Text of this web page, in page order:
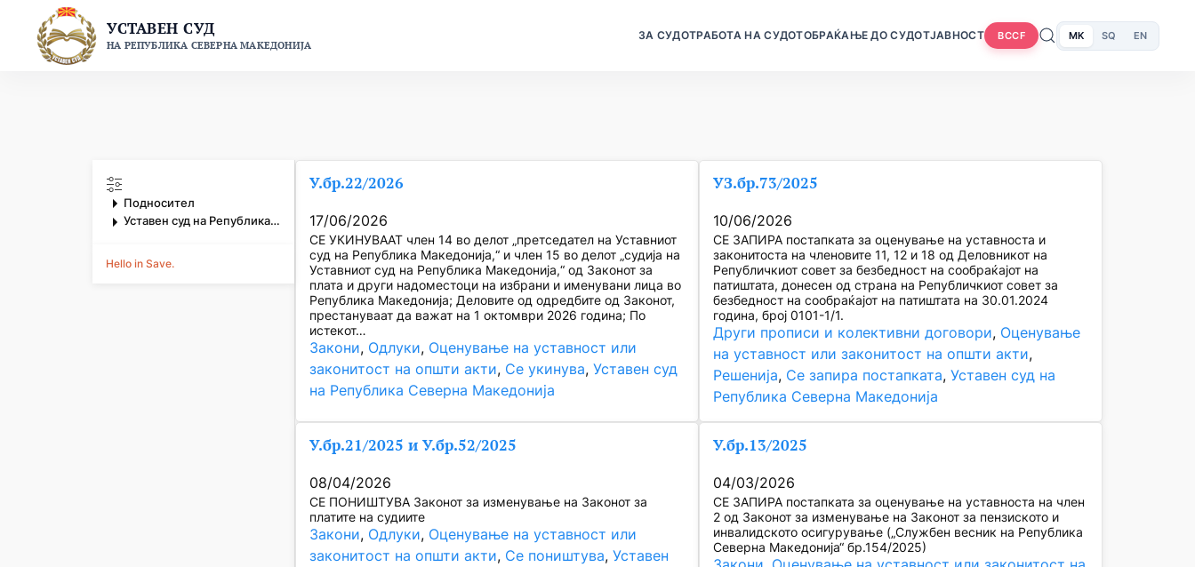
content
УСТАВЕН СУД
НА РЕПУБЛИКА СЕВЕРНА МАКЕДОНИЈА
ЗА СУДОТРАБОТА НА СУДОТОБРАЌАЊЕ ДО СУДОТЈАВНОСТ BCCF MK SQ EN
Подносител
Уставен суд на Република Северна Македонија
Hello in Save.
У.бр.22/2026
17/06/2026
СЕ УКИНУВААТ член 14 во делот „претседател на Уставниот
суд на Република Македонија,“ и член 15 во делот „судија на
Уставниот суд на Република Македонија,“ од Законот за
плата и други надоместоци на избрани и именувани лица во
Република Македонија; Деловите од одредбите од Законот,
престануваат да важат на 1 октомври 2026 година; По
истекот…
Закони, Одлуки, Оценување на уставност или
законитост на општи акти, Се укинува, Уставен суд
на Република Северна Македонија
УЗ.бр.73/2025
10/06/2026
СЕ ЗАПИРА постапката за оценување на уставноста и
законитоста на членовите 11, 12 и 18 од Деловникот на
Републичкиот совет за безбедност на сообраќајот на
патиштата, донесен од страна на Републичкиот совет за
безбедност на сообраќајот на патиштата на 30.01.2024
година, број 0101-1/1.
Други прописи и колективни договори, Оценување
на уставност или законитост на општи акти ,
Решенија, Се запира постапката, Уставен суд на
Република Северна Македонија
У.бр.21/2025 и У.бр.52/2025
08/04/2026
СЕ ПОНИШТУВА Законот за изменување на Законот за
платите на судиите
Закони, Одлуки, Оценување на уставност или
законитост на општи акти, Се поништува, Уставен
У.бр.13/2025
04/03/2026
СЕ ЗАПИРА постапката за оценување на уставноста на член
2 oд Законот за изменување на Законот за пензиското и
инвалидското осигурување („Службен весник на Република
Северна Македонија“ бр.154/2025)